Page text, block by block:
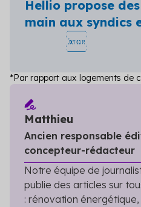
Hellio propose
main aux syndics
*Par rapport aux logements de
Matthieu
Ancien responsable
concepteur-rédacteur
Notre équipe de
publie des articles sur
: rénovation